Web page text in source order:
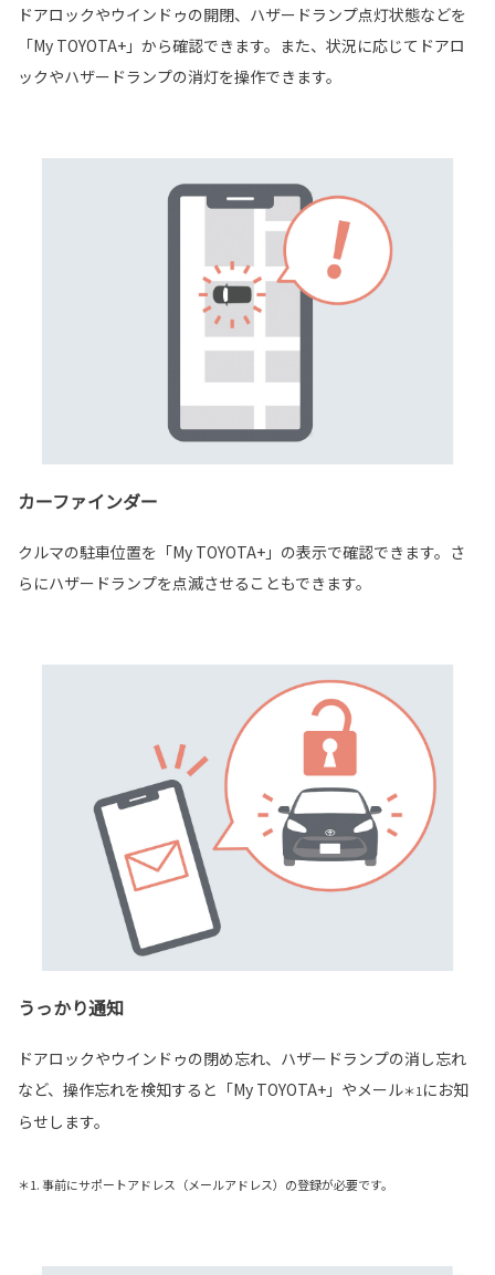
ドアロックやウインドゥの開閉、ハザードランプ点灯状態などを
「My TOYOTA+」から確認できます。また、状況に応じてドアロ
ックやハザードランプの消灯を操作できます。
カーファインダー
クルマの駐車位置を「My TOYOTA+」の表示で確認できます。さ
らにハザードランプを点滅させることもできます。
うっかり通知
ドアロックやウインドゥの閉め忘れ、ハザードランプの消し忘れ
など、操作忘れを検知すると「My TOYOTA+」やメール＊1 にお知
らせします。
＊1. 事前にサポートアドレス（メールアドレス）の登録が必要です。